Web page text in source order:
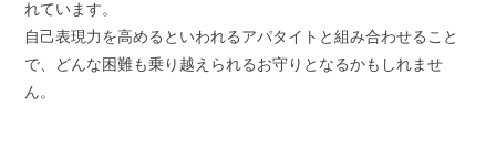
れています。
自己表現力を高めるといわれるアパタイトと組み合わせること
で、どんな困難も乗り越えられるお守りとなるかもしれませ
ん。